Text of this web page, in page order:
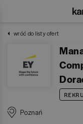
wróć do listy ofert
Poznań